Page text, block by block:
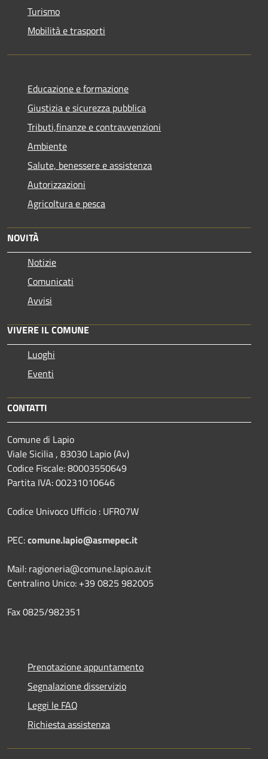
Turismo
Mobilità e trasporti
Educazione e formazione
Giustizia e sicurezza pubblica
Tributi,finanze e contravvenzioni
Ambiente
Salute, benessere e assistenza
Autorizzazioni
Agricoltura e pesca
NOVITÀ
Notizie
Comunicati
Avvisi
VIVERE IL COMUNE
Luoghi
Eventi
CONTATTI
Comune di Lapio
Viale Sicilia , 83030 Lapio (Av)
Codice Fiscale: 80003550649
Partita IVA: 00231010646
Codice Univoco Ufficio : UFR07W
PEC:comune.lapio@asmepec.it
Mail: ragioneria@comune.lapio.av.it
Centralino Unico: +39 0825 982005
Fax 0825/982351
Prenotazione appuntamento
Segnalazione disservizio
Leggi le FAQ
Richiesta assistenza